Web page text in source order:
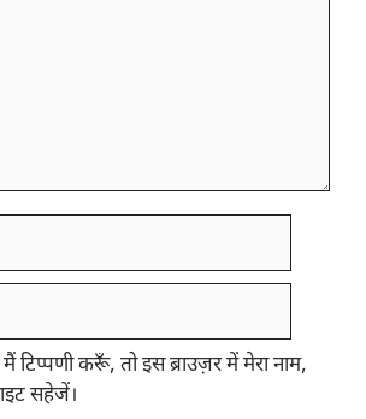
टिप्पणी करूँ, तो इस ब्राउज़र में मेरा नाम,
सहेजें।